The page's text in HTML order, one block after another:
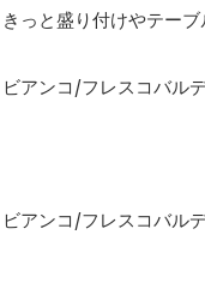
っと盛り付けやテー
アンコ/フレスコバル
アンコ/フレスコバル